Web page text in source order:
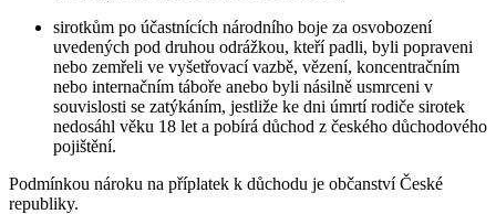
sirotkům po účastnících národního boje za osvobození
uvedených pod druhou odrážkou, kteří padli, byli popraveni
nebo zemřeli ve vyšetřovací vazbě, vězení, koncentračním
nebo internačním táboře anebo byli násilně usmrceni v
souvislosti se zatýkáním, jestliže ke dni úmrtí rodiče sirotek
nedosáhl věku 18 let a pobírá důchod z českého důchodového
pojištění.
Podmínkou nároku na příplatek k důchodu je občanství České
republiky.